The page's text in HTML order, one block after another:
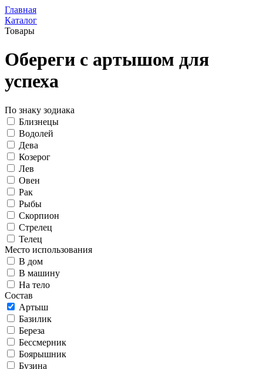
Главная
Каталог
Товары
Обереги с артышом для
успеха
По знаку зодиака
Близнецы
Водолей
Дева
Козерог
Лев
Овен
Рак
Рыбы
Скорпион
Стрелец
Телец
Место использования
В дом
В машину
На тело
Состав
Артыш
Базилик
Береза
Бессмерник
Боярышник
Бузина